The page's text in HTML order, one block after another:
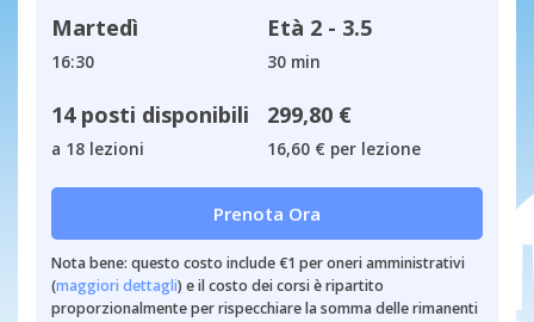
Martedì
16:30
Età 2 - 3.5
30 min
14 posti disponibili
a 18 lezioni
299,80 €
16,60 € per lezione
Prenota Ora
Nota bene: questo costo include €1 per oneri amministrativi
(maggiori dettagli) e il costo dei corsi è ripartito
proporzionalmente per rispecchiare la somma delle rimanenti